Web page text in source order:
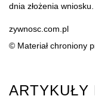
dnia złożenia wniosku.
zywnosc.com.pl
© Materiał chroniony
ARTYKUŁY